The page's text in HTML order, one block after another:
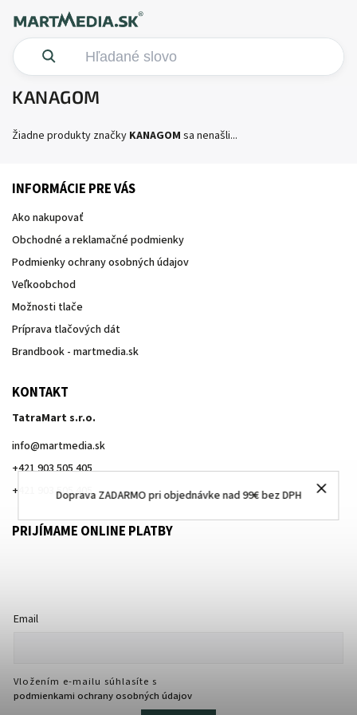
Doprava ZADARMO pri objednávke nad 99€ bez DPH
KANAGOM
Žiadne produkty značky KANAGOM sa nenašli...
INFORMÁCIE PRE VÁS
Ako nakupovať
Obchodné a reklamačné podmienky
Podmienky ochrany osobných údajov
Veľkoobchod
Možnosti tlače
Príprava tlačových dát
Brandbook - martmedia.sk
KONTAKT
TatraMart s.r.o.
info@martmedia.sk
+421 903 505 405
+421 903 505 405
PRIJÍMAME ONLINE PLATBY
Email
Vložením e-mailu súhlasíte s
podmienkami ochrany osobných údajov